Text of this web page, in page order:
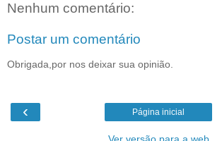
Nenhum comentário:
Postar um comentário
Obrigada,por nos deixar sua opinião.
‹ Página inicial
Ver versão para a web